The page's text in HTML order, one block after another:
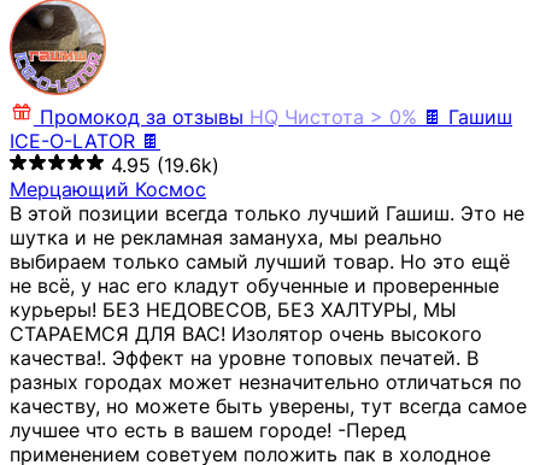
Промокод за отзывы HQ Чистота > 0% 🍫 Гашиш
ICE-O-LATOR 🍫
4.95 (19.6k)
Мерцающий Космос
В этой позиции всегда только лучший Гашиш. Это не
шутка и не рекламная замануха, мы реально
выбираем только самый лучший товар. Но это ещё
не всё, у нас его кладут обученные и проверенные
курьеры! БЕЗ НЕДОВЕСОВ, БЕЗ ХАЛТУРЫ, МЫ
СТАРАЕМСЯ ДЛЯ ВАС! Изолятор очень высокого
качества!. Эффект на уровне топовых печатей. В
разных городах может незначительно отличаться по
качеству, но можете быть уверены, тут всегда самое
лучшее что есть в вашем городе! -Перед
применением советуем положить пак в холодное